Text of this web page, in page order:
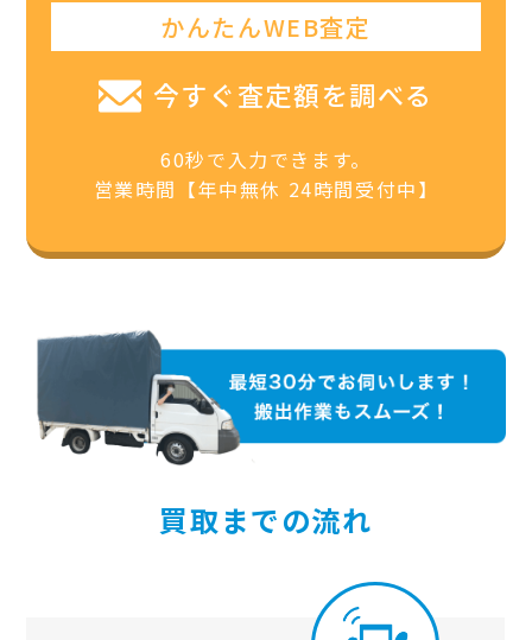
かんたんWEB査定
今すぐ査定額を調べる
60秒で入力できます。
営業時間【年中無休 24時間受付中】
買取までの流れ